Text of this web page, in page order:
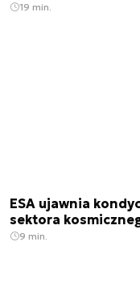
19 min.
ESA ujawnia
sektora
9 min.